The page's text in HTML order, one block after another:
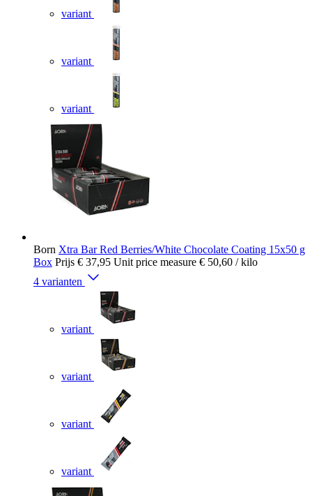
variant
variant
variant
Born Xtra Bar Red Berries/White Chocolate Coating 15x50 g
Box Prijs € 37,95 Unit price measure € 50,60 / kilo
4 varianten
variant
variant
variant
variant